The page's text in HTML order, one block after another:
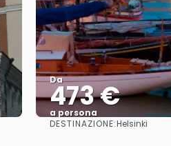
Da
473 €
a persona
Vedere
DESTINAZIONE:Helsinki